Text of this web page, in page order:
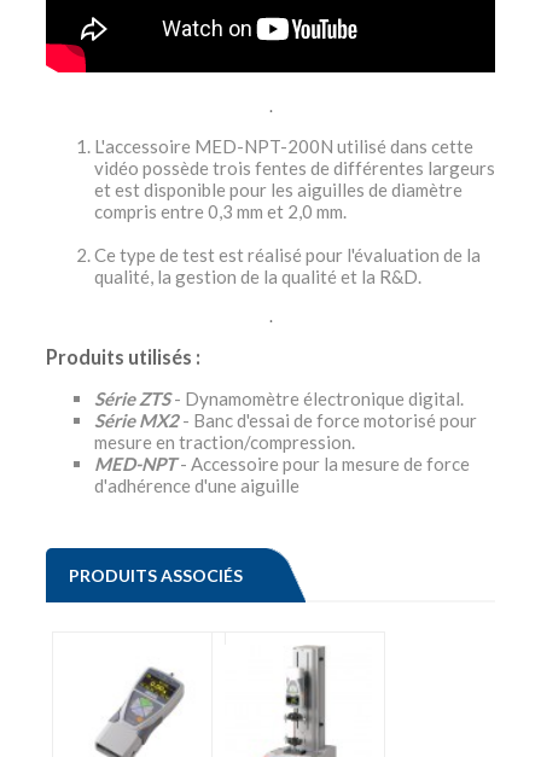
.
L'accessoire MED-NPT-200N utilisé dans cette
vidéo possède trois fentes de différentes largeurs
et est disponible pour les aiguilles de diamètre
compris entre 0,3 mm et 2,0 mm.
Ce type de test est réalisé pour l'évaluation de la
qualité, la gestion de la qualité et la R&D.
.
Produits utilisés :
Série ZTS - Dynamomètre électronique digital.
Série MX2 - Banc d'essai de force motorisé pour
mesure en traction/compression.
MED-NPT- Accessoire pour la mesure de force
d'adhérence d'une aiguille
PRODUITS ASSOCIÉS